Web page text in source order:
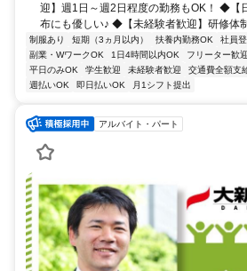
迎】週1日～週2日程度の勤務もOK！ ◆【
布にも優しい♪ ◆【未経験者歓迎】研修体
制服あり 短期（3ヵ月以内） 扶養内勤務OK 社員
副業・WワークOK
1日4時間以内OK フリーター歓迎
平日のみOK
学生歓迎 未経験者歓迎 交通費全額支
週払いOK
即日払いOK 月1シフト提出
アルバイト・パート